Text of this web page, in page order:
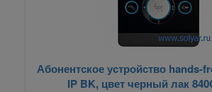
Абонентское устройство hands-
IP BK, цвет черный лак